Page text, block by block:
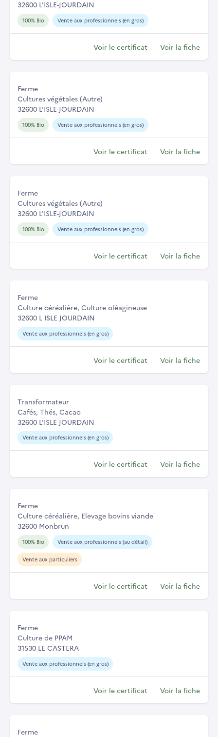
32600 L'ISLE-JOURDAIN
100% Bio Vente aux professionnels (en gros)
Voir le certificat Voir la fiche
Ferme
Cultures végétales (Autre)
32600 L'ISLE-JOURDAIN
100% Bio Vente aux professionnels (en gros)
Voir le certificat Voir la fiche
Ferme
Cultures végétales (Autre)
32600 L'ISLE-JOURDAIN
100% Bio Vente aux professionnels (en gros)
Voir le certificat Voir la fiche
Ferme
Culture céréalière, Culture oléagineuse
32600 L ISLE JOURDAIN
Vente aux professionnels (en gros)
Voir le certificat Voir la fiche
Transformateur
Cafés, Thés, Cacao
32600 L'ISLE JOURDAIN
Vente aux professionnels (en gros)
Voir le certificat Voir la fiche
Ferme
Culture céréalière, Elevage bovins viande
32600 Monbrun
100% Bio Vente aux professionnels (au détail)
Vente aux particuliers
Voir le certificat Voir la fiche
Ferme
Culture de PPAM
31530 LE CASTERA
Vente aux professionnels (en gros)
Voir le certificat Voir la fiche
Ferme